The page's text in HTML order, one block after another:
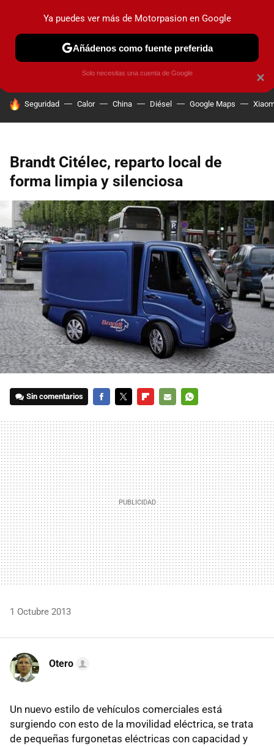
PRUEBAS COCHES ELÉCTRICOS OBSERVATORIO
HOY SE HABLA DE
Seguridad Calor China Diésel Google Maps
Brandt Citélec, reparto local de
forma limpia y silenciosa
Sin comentarios
MAIL
1 Octubre 2013
Otero
Un nuevo estilo de vehículos comerciales está
surgiendo con esto de la movilidad eléctrica, se trata
de pequeñas furgonetas eléctricas con capacidad y
×
Ya puedes ver más de Motorpasion en Google
Añádenos como fuente preferida
Solo necesitas una cuenta de Google